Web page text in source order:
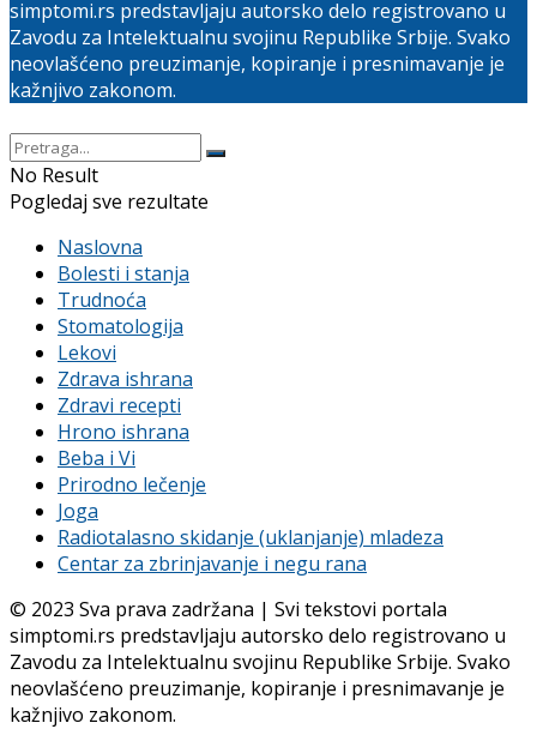
simptomi.rs predstavljaju autorsko delo registrovano u
Zavodu za Intelektualnu svojinu Republike Srbije. Svako
neovlašćeno preuzimanje, kopiranje i presnimavanje je
kažnjivo zakonom.
No Result
Pogledaj sve rezultate
Naslovna
Bolesti i stanja
Trudnoća
Stomatologija
Lekovi
Zdrava ishrana
Zdravi recepti
Hrono ishrana
Beba i Vi
Prirodno lečenje
Joga
Radiotalasno skidanje (uklanjanje) mladeza
Centar za zbrinjavanje i negu rana
© 2023 Sva prava zadržana | Svi tekstovi portala
simptomi.rs predstavljaju autorsko delo registrovano u
Zavodu za Intelektualnu svojinu Republike Srbije. Svako
neovlašćeno preuzimanje, kopiranje i presnimavanje je
kažnjivo zakonom.